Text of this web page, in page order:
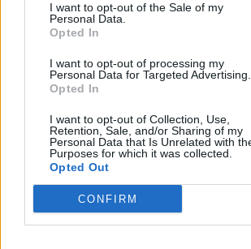
I want to opt-out of the Sale of my
Personal Data.
Opted In
I want to opt-out of processing my
Personal Data for Targeted Advertising.
Opted In
I want to opt-out of Collection, Use,
Retention, Sale, and/or Sharing of my
Personal Data that Is Unrelated with
Purposes for which it was collected.
Opted Out
CONFIRM
Κοτσιμπού, Ελένη Γκίνη, Ελένη
Μιχαήλ, Σοφία Κατσουλέα,
Βασιλική Αλεξανδράτου, Μαρία
Μαυρέα, Νίκη Γρηγοροπούλου,
Γεωργία Τσόμπου, Φωτεινή
Βασιλική Μουλουχάκου,
Κατεριλένα Σταματελοπούλου,
Τώνια Δικαίου.
Μουσικά «έντυσαν» τη χορωδία η